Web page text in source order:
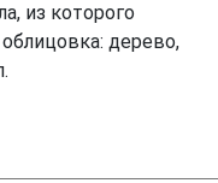
из которого
дерево,